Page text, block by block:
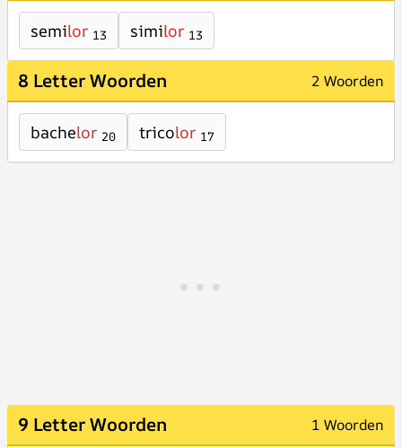
semilor 13 similor 13
8 Letter Woorden 2 Woorden
bachelor 20 tricolor 17
9 Letter Woorden 1 Woorden